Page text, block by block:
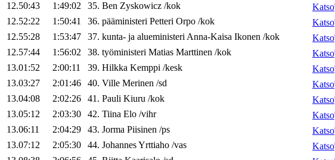
12.50:43
1:49:02 35. Ben Zyskowicz /kok
Katso
12.52:22
1:50:41 36. pääministeri Petteri Orpo /kok
Katso
12.55:28
1:53:47 37. kunta- ja alueministeriAnna-Kaisa Ikonen /kok
Katso
12.57:44
1:56:02 38. työministeri Matias Marttinen /kok
Katso
13.01:52
2:00:11 39. Hilkka Kemppi /kesk
Katso
13.03:27
2:01:46 40. Ville Merinen /sd
Katso
13.04:08
2:02:26 41. Pauli Kiuru /kok
Katso
13.05:12
2:03:30 42. Tiina Elo /vihr
Katso
13.06:11
2:04:29 43. Jorma Piisinen /ps
Katso
13.07:12
2:05:30 44. JohannesYrttiaho /vas
Katso